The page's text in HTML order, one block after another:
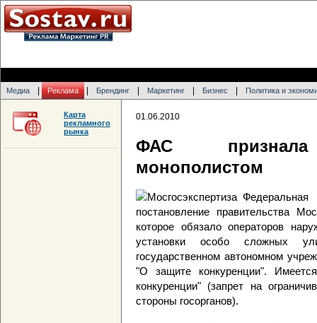
Медиа Реклама Брендинг Маркетинг Бизнес Политика и
01.06.2010
ФАС признала
монополистом
Федеральная
постановление правительства
которое обязало операторов
установки особо сложных
государственном автономном
"О защите конкуренции".
конкуренции" (запрет на
стороны госорганов).
Карта
рекламного
рынка